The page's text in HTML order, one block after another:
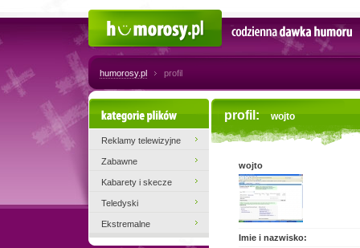
Codzienna dawka humoru
humorosy.pl profil
profil: wojto
wojto
Imie i nazwisko:
Kategorie plików
Reklamy telewizyjne
Zabawne
Kabarety i skecze
Teledyski
Ekstremalne